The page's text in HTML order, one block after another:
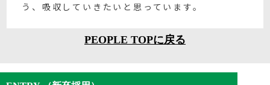
う、吸収していきたいと思っています。
PEOPLE TOPに戻る